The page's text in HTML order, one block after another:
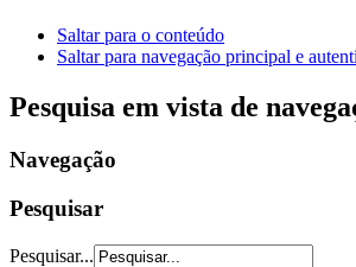
Saltar para o conteúdo
Saltar para navegação principal e
Pesquisa em vista de
Navegação
Pesquisar
Pesquisar...